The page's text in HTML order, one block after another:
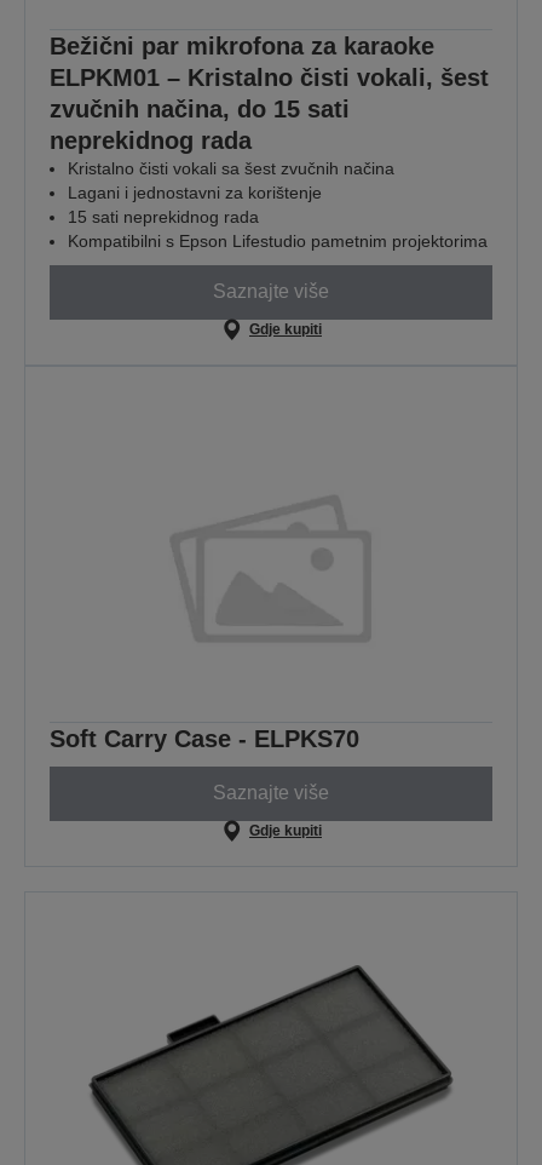
Bežični par mikrofona za karaoke
ELPKM01 – Kristalno čisti vokali, šest
zvučnih načina, do 15 sati
neprekidnog rada
Kristalno čisti vokali sa šest zvučnih načina
Lagani i jednostavni za korištenje
15 sati neprekidnog rada
Kompatibilni s Epson Lifestudio pametnim projektorima
Saznajte više
Gdje kupiti
Soft Carry Case - ELPKS70
Saznajte više
Gdje kupiti